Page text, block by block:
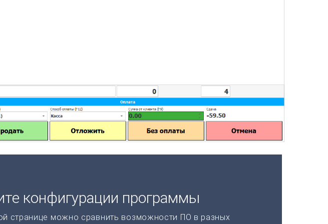
конфигурации программы
странице можно сравнить возможности ПО в разных